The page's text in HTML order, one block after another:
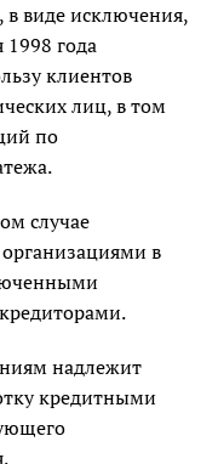
в виде исключения,
1998 года
клиентов
лиц, в том
по
случае
в
надлежит
кредитными